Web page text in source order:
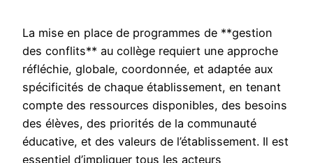
La mise en place de programmes de **gestion
des conflits** au collège requiert une approche
réfléchie, globale, coordonnée, et adaptée aux
spécificités de chaque établissement, en tenant
compte des ressources disponibles, des besoins
des élèves, des priorités de la communauté
éducative, et des valeurs de l’établissement. Il est
essentiel d’impliquer tous les acteurs